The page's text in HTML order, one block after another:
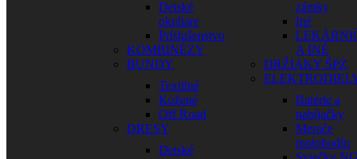
Detské
okuliare
Príslušenstvo
KOMBINÉZY
BUNDY
Textilné
Kožené
Off Road
DRESY
Detské
zámky
Iné
A INÉ
DRŽIAKY ŠPZ
Batérie a
nabíjačky
Merače
motohodín